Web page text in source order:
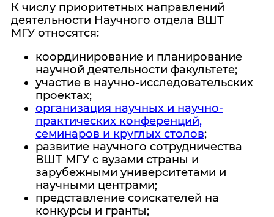
К числу приоритетных направлений
деятельности Научного отдела ВШТ
МГУ относятся:
координирование и планирование
научной деятельности факультете;
участие в научно-исследовательских
проектах;
организация научных и научно-
практических конференций,
семинаров и круглых столов;
развитие научного сотрудничества
ВШТ МГУ с вузами страны и
зарубежными университетами и
научными центрами;
представление соискателей на
конкурсы и гранты;